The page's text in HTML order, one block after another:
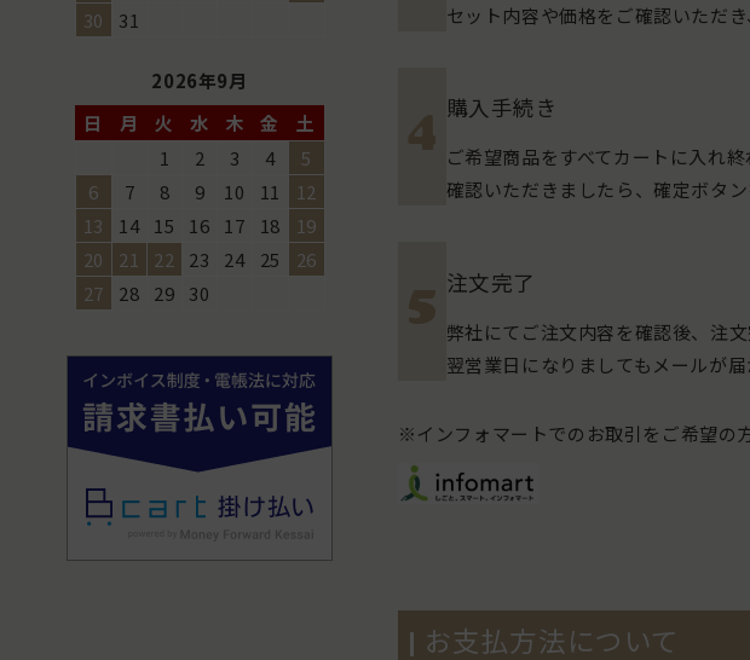
セット内容や価格をご確認いただ
購入手続き
ご希望商品をすべてカートに入れ
確認いただきましたら、確定ボタ
注文完了
弊社にてご注文内容を確認後、注
翌営業日になりましてもメールが
※インフォマートでのお取引をご希望の方
お支払方法について
30
31
2026年9月
日
月 火 水 木 金
土
1
2 3 4
5
6
7 8 9 10 11
12
13
14 15 16 17 18
19
20
21 22 23 24 25
26
27
28 29 30